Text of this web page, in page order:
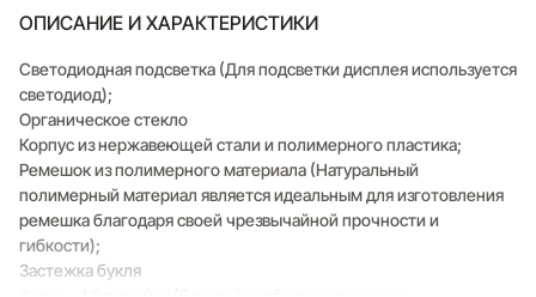
ОПИСАНИЕ И ХАРАКТЕРИСТИКИ
Светодиодная подсветка (Для подсветки дисплея используется
светодиод);
Органическое стекло
Корпус из нержавеющей стали и полимерного пластика;
Ремешок из полимерного материала (Натуральный
полимерный материал является идеальным для изготовления
ремешка благодаря своей чрезвычайной прочности и
гибкости);
Застежка букля